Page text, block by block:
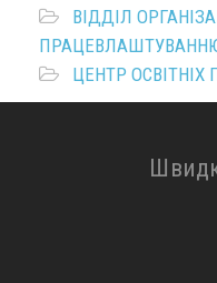
ВІДДІЛ
ЦЕНТР ОСВІТНІХ